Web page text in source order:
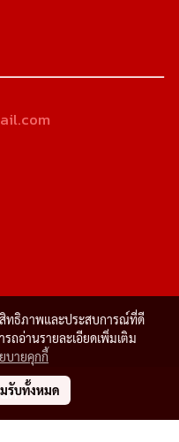
ค้า
สิทธิภาพและประสบการณ์ที่ดี
ถอ่านรายละเอียดเพิ่มเติม
บายคุกกี้
รับทั้งหมด